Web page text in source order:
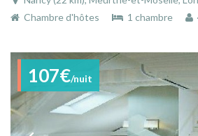
Chambre d'hôtes
1 chambre
107€/nuit